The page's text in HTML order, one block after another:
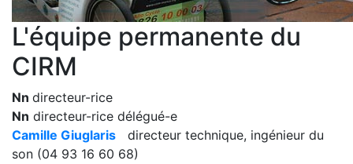
L'équipe permanente du
CIRM
Nn directeur-rice
Nn directeur-rice délégué-e
Camille Giuglaris directeur technique, ingénieur du
son (04 93 16 60 68)